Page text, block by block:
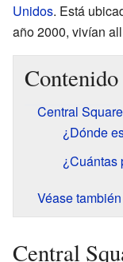
Unidos. Está
año 2000, vivían
Contenido
Central
¿Dónde
¿Cuántas
Véase también
Central